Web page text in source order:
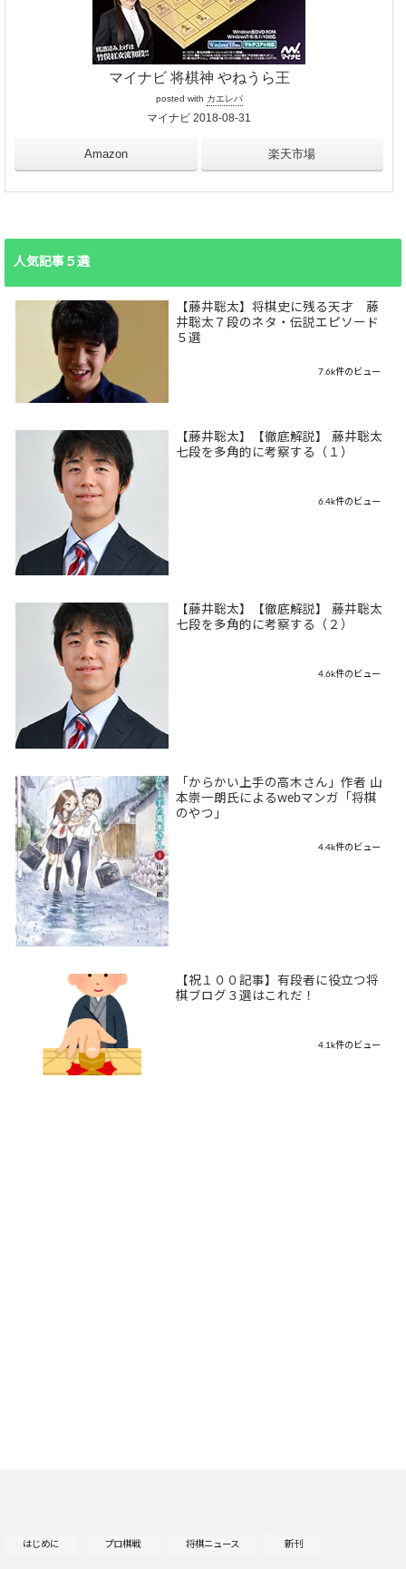
マイナビ 将棋神 やねうら王
posted with カエレバ
マイナビ 2018-08-31
Amazon 楽天市場
人気記事５選
【藤井聡太】将棋史に残る天才 藤
井聡太７段のネタ・伝説エピソード
５選
7.6k件のビュー
【藤井聡太】【徹底解説】 藤井聡太
七段を多角的に考察する（１）
6.4k件のビュー
【藤井聡太】【徹底解説】 藤井聡太
七段を多角的に考察する（２）
4.6k件のビュー
「からかい上手の高木さん」作者 山
本崇一朗氏によるwebマンガ「将棋
のやつ」
4.4k件のビュー
【祝１００記事】有段者に役立つ将
棋ブログ３選はこれだ！
4.1k件のビュー
はじめに プロ棋戦 将棋ニュース 新刊